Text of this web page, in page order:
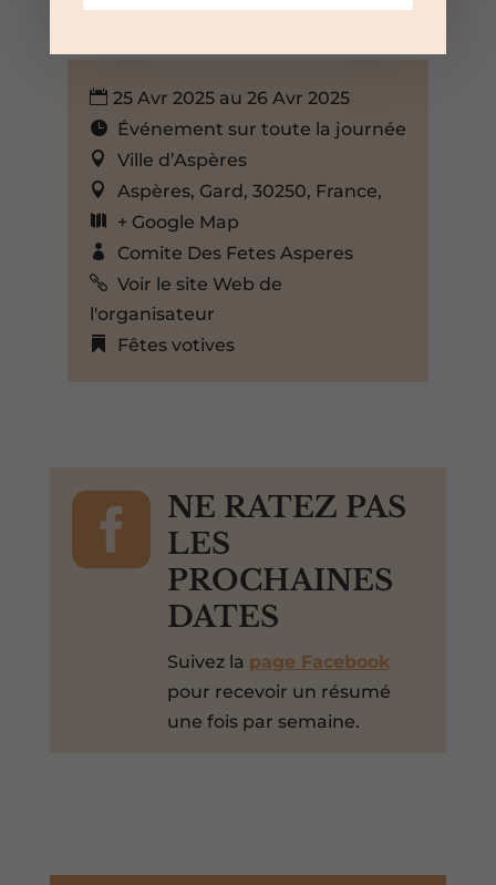
25 Avr 2025 au 26 Avr 2025
Événement sur toute la journée
Ville d’Aspères
Aspères, Gard, 30250, France,
+ Google Map
Comite Des Fetes Asperes
Voir le site Web de
l'organisateur
Fêtes votives

NE RATEZ PAS
LES
PROCHAINES
DATES
Suivez la page Facebook
pour recevoir un résumé
une fois par semaine.